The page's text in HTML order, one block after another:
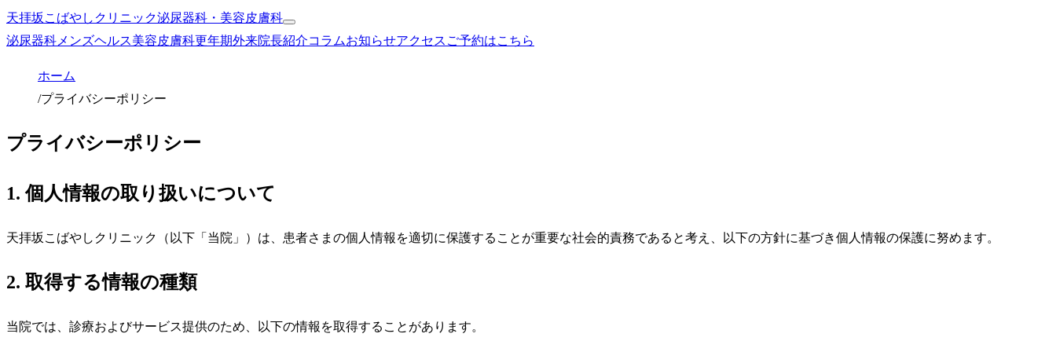
天拝坂こばやしクリニック泌尿器科・美容皮膚科
泌尿器科 メンズヘルス美容皮膚科更年期外来院長紹介コラムお知らせアクセス ご予約はこちら
ホーム
/プライバシーポリシー
プライバシーポリシー
1. 個人情報の取り扱いについて
天拝坂こばやしクリニック（以下「当院」）は、患者さまの個人情報を適切に保護することが重要な社会的責務であると考え、以下の方針に基づき個人情報の保護に努めます。
2. 取得する情報の種類
当院では、診療およびサービス提供のため、以下の情報を取得することがあります。